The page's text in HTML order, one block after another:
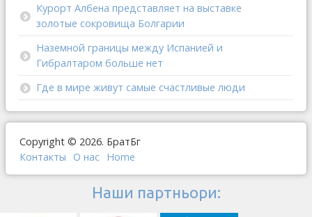
Курорт Албена представляет на выставке
золотые сокровища Болгарии
Наземной границы между Испанией и
Гибралтаром больше нет
Где в мире живут самые счастливые люди
Copyright © 2026. БратБг
Контакты
О наc Home
Наши партньори: